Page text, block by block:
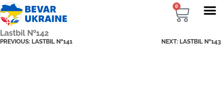
0
Lastbil №142
PREVIOUS: LASTBIL №141 NEXT: LASTBIL №143